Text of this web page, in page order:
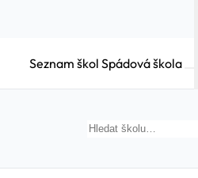
Seznam škol Spádová škola